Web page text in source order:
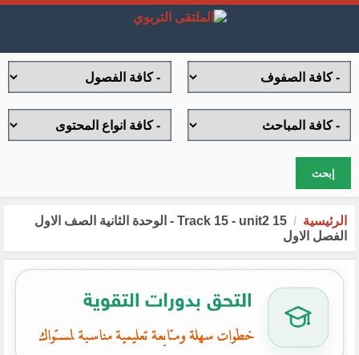
إبحث
الرئيسية
15 Track 15 - unit2 - الوحدة الثانية الصف الاول
الفصل الاول